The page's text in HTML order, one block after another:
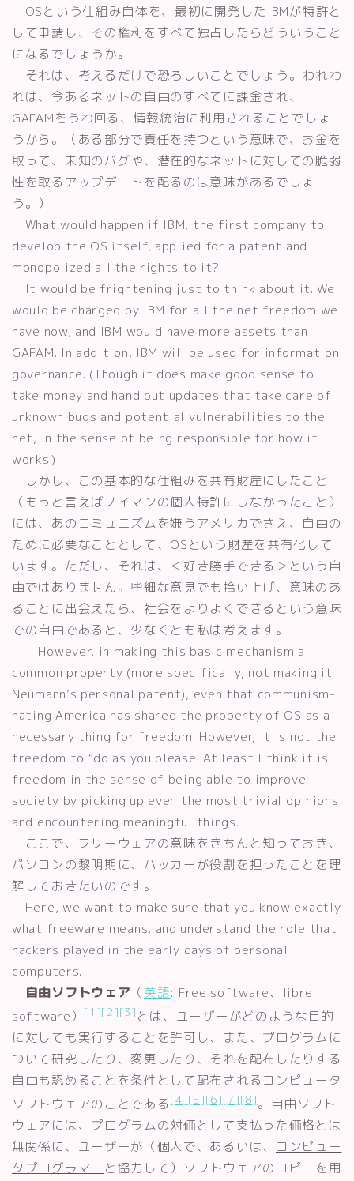
OSという仕組み自体を、最初に開発したIBMが特許と
して申請し、その権利をすべて独占したらどういうこと
になるでしょうか。
それは、考えるだけで恐ろしいことでしょう。われわ
れは、今あるネットの自由のすべてに課金され、
GAFAMをうわ回る、情報統治に利用されることでしょ
うから。（ある部分で責任を持つという意味で、お金を
取って、未知のバグや、潜在的なネットに対しての脆弱
性を取るアップデートを配るのは意味があるでしょ
う。）
What would happen if IBM, the first company to
develop the OS itself, applied for a patent and
monopolized all the rights to it?
It would be frightening just to think about it. We
would be charged by IBM for all the net freedom we
have now, and IBM would have more assets than
GAFAM. In addition, IBM will be used for information
governance. (Though it does make good sense to
take money and hand out updates that take care of
unknown bugs and potential vulnerabilities to the
net, in the sense of being responsible for how it
works.)
しかし、この基本的な仕組みを共有財産にしたこと
（もっと言えばノイマンの個人特許にしなかったこと）
には、あのコミュニズムを嫌うアメリカでさえ、自由の
ために必要なこととして、OSという財産を共有化して
います。ただし、それは、＜好き勝手できる＞という自
由ではありません。些細な意見でも拾い上げ、意味のあ
ることに出会えたら、社会をよりよくできるという意味
での自由であると、少なくとも私は考えます。
However, in making this basic mechanism a
common property (more specifically, not making it
Neumann’s personal patent), even that communism-
hating America has shared the property of OS as a
necessary thing for freedom. However, it is not the
freedom to “do as you please. At least I think it is
freedom in the sense of being able to improve
society by picking up even the most trivial opinions
and encountering meaningful things.
ここで、フリーウェアの意味をきちんと知っておき、
パソコンの黎明期に、ハッカーが役割を担ったことを理
解しておきたいのです。
Here, we want to make sure that you know exactly
what freeware means, and understand the role that
hackers played in the early days of personal
computers.
自由ソフトウェア （ 英語: Free software、libre
software）[1][2][3]とは、ユーザーがどのような目的
に対しても実行することを許可し、また、プログラムに
ついて研究したり、変更したり、それを配布したりする
自由も認めることを条件として配布されるコンピュータ
ソフトウェアのことである[4][5][6][7][8]。自由ソフト
ウェアには、プログラムの対価として支払った価格とは
無関係に、ユーザーが（個人で、あるいは、 コンピュー
タプログラマー と協力して）ソフトウェアのコピーを用